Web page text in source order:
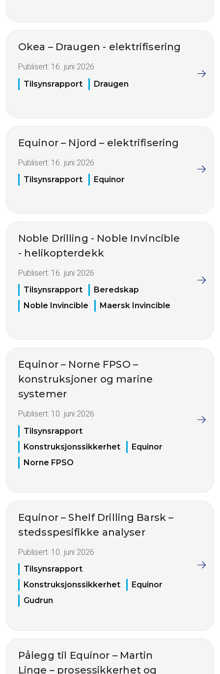
Okea – Draugen - elektrifisering
Publisert: 16. juni 2026
Tilsynsrapport
Draugen
Equinor – Njord – elektrifisering
Publisert: 16. juni 2026
Tilsynsrapport
Equinor
Noble Drilling - Noble Invincible
- helikopterdekk
Publisert: 16. juni 2026
Tilsynsrapport
Beredskap
Noble Invincible
Maersk Invincible
Equinor – Norne FPSO –
konstruksjoner og marine
systemer
Publisert: 10. juni 2026
Tilsynsrapport
Konstruksjonssikkerhet
Equinor
Norne FPSO
Equinor – Shelf Drilling Barsk –
stedsspesifikke analyser
Publisert: 10. juni 2026
Tilsynsrapport
Konstruksjonssikkerhet
Equinor
Gudrun
Pålegg til Equinor – Martin
Linge – prosessikkerhet og